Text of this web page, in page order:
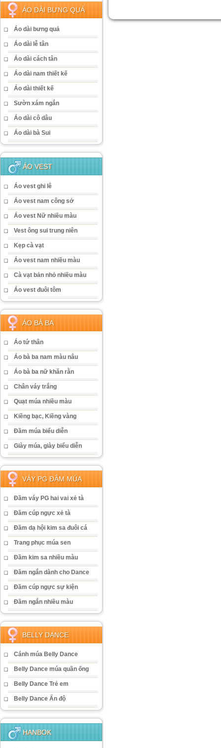
ÁO DÀI BƯNG QUẢ
Áo dài bưng quả
Áo dài lễ tân
Áo dài cách tân
Áo dài nam thiết kế
Áo dài thiết kế
Sườn xám ngắn
Áo dài cô dâu
Áo dài bà Sui
ÁO VEST
Áo vest ghi lê
Áo vest nam công sở
Áo vest Nữ nhiều màu
Vest ông sui trung niên
Kẹp cà vạt
Áo vest nam nhiều màu
Cà vạt bản nhỏ nhiều màu
Áo vest đuôi tôm
ÁO BÀ BA
Áo tứ thân
Áo bà ba nam màu nâu
Áo bà ba nữ khăn rằn
Chân váy trắng
Quạt múa nhiều màu
Kiềng bạc, Kiềng vàng
Đầm múa biểu diễn
Giày múa, giày biểu diễn
VÁY PG ĐẦM MÚA
Đầm váy PG hai vai xẻ tà
Đầm cúp ngực xẻ tà
Đầm dạ hội kim sa đuôi cá
Trang phục múa sen
Đầm kim sa nhiều màu
Đầm ngắn dành cho Dance
Đầm cúp ngực sự kiện
Đầm ngắn nhiều màu
BELLY DANCE
Cánh múa Belly Dance
Belly Dance múa quần ống
Belly Dance Trẻ em
Belly Dance Ấn độ
HANBOK